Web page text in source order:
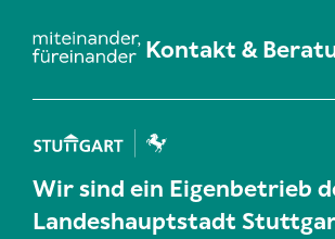
Kontakt &
Wir sind ein Eigenbetrieb
Landeshauptstadt